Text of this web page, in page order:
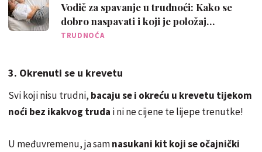
Vodič za spavanje u trudnoći: Kako se
dobro naspavati i koji je položaj
najsigurniji?
TRUDNOĆA
3. Okrenuti se u krevetu
Svi koji nisu trudni, bacaju se i okreću u krevetu tijekom
noći bez ikakvog truda i ni ne cijene te lijepe trenutke!
U međuvremenu, ja samnasukani kit koji se očajnički